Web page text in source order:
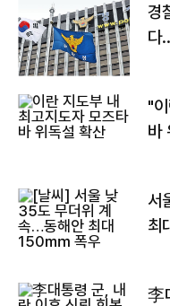
경
다
"
바
서
최
李